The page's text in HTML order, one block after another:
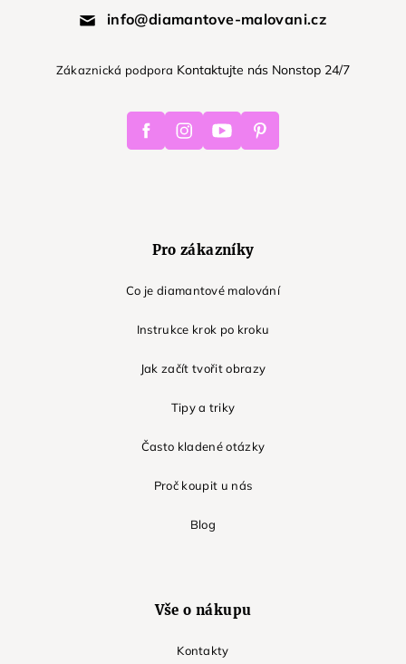
info@diamantove-malovani.cz
Zákaznická podpora Kontaktujte nás Nonstop 24/7
FacebookInstagramYoutube Pinterest
Pro zákazníky
Co je diamantové malování
Instrukce krok po kroku
Jak začít tvořit obrazy
Tipy a triky
Často kladené otázky
Proč koupit u nás
Blog
Vše o nákupu
Kontakty